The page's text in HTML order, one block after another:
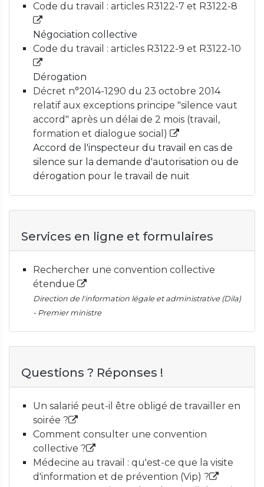
Code du travail : articles R3122-7 et R3122-8
Négociation collective
Code du travail : articles R3122-9 et R3122-10
Dérogation
Décret n°2014-1290 du 23 octobre 2014
relatif aux exceptions principe "silence vaut
accord" après un délai de 2 mois (travail,
formation et dialogue social)
Accord de l'inspecteur du travail en cas de
silence sur la demande d'autorisation ou de
dérogation pour le travail de nuit
Services en ligne et formulaires
Rechercher une convention collective
étendue
Direction de l'information légale et administrative (Dila)
- Premier ministre
Questions ? Réponses !
Un salarié peut-il être obligé de travailler en
soirée ?
Comment consulter une convention
collective ?
Médecine au travail : qu'est-ce que la visite
d'information et de prévention (Vip) ?